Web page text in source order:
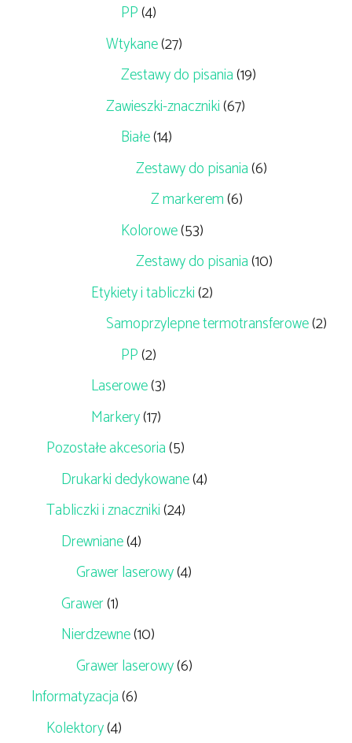
PP(4)
Wtykane(27)
Zestawy do pisania(19)
Zawieszki-znaczniki(67)
Białe(14)
Zestawy do pisania(6)
Z markerem(6)
Kolorowe(53)
Zestawy do pisania(10)
Etykiety i tabliczki(2)
Samoprzylepne termotransferowe(2)
PP(2)
Laserowe(3)
Markery(17)
Pozostałe akcesoria(5)
Drukarki dedykowane(4)
Tabliczki i znaczniki(24)
Drewniane(4)
Grawer laserowy(4)
Grawer(1)
Nierdzewne(10)
Grawer laserowy(6)
Informatyzacja(6)
Kolektory(4)